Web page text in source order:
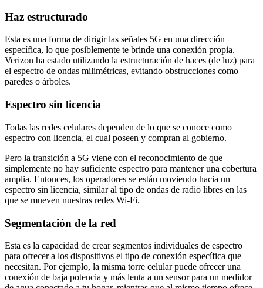
Haz estructurado
Esta es una forma de dirigir las señales 5G en una dirección
específica, lo que posiblemente te brinde una conexión propia.
Verizon ha estado utilizando la estructuración de haces (de luz) para
el espectro de ondas milimétricas, evitando obstrucciones como
paredes o árboles.
Espectro sin licencia
Todas las redes celulares dependen de lo que se conoce como
espectro con licencia, el cual poseen y compran al gobierno.
Pero la transición a 5G viene con el reconocimiento de que
simplemente no hay suficiente espectro para mantener una cobertura
amplia. Entonces, los operadores se están moviendo hacia un
espectro sin licencia, similar al tipo de ondas de radio libres en las
que se mueven nuestras redes Wi-Fi.
Segmentación de la red
Esta es la capacidad de crear segmentos individuales de espectro
para ofrecer a los dispositivos el tipo de conexión específica que
necesitan. Por ejemplo, la misma torre celular puede ofrecer una
conexión de baja potencia y más lenta a un sensor para un medidor